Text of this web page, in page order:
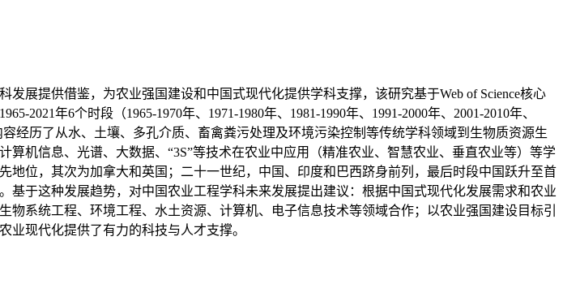
展提供借鉴，为农业强国建设和中国式现代化提供学科支撑，该研究基于Web of Science核心
年6个时段（1965-1970年、1971-1980年、1981-1990年、1991-2000年、2001-2010年、
经历了从水、土壤、多孔介质、畜禽粪污处理及环境污染控制等传统学科领域到生物质资源生
机信息、光谱、大数据、“3S”等技术在农业中应用（精准农业、智慧农业、垂直农业等）等学
位，其次为加拿大和英国；二十一世纪，中国、印度和巴西跻身前列，最后时段中国跃升至首
于这种发展趋势，对中国农业工程学科未来发展提出建议：根据中国式现代化发展需求和农业
系统工程、环境工程、水土资源、计算机、电子信息技术等领域合作；以农业强国建设目标引
业现代化提供了有力的科技与人才支撑。